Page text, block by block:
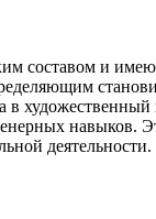
составом и
в
навыков.
деятельности.